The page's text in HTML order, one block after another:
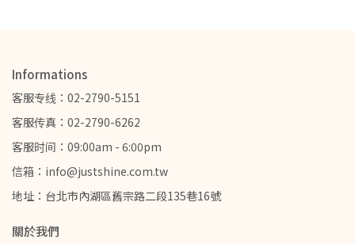
Informations
客服专线：02-2790-5151
客服传真：02-2790-6262
客服时间：09:00am - 6:00pm
信箱：info@justshine.com.tw
地址：台北市內湖區舊宗路二段135巷16號
關於我們